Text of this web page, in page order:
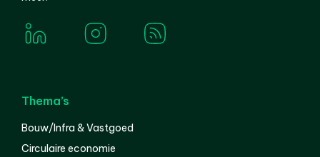
Thema’s
Bouw/Infra & Vastgoed
Circulaire economie